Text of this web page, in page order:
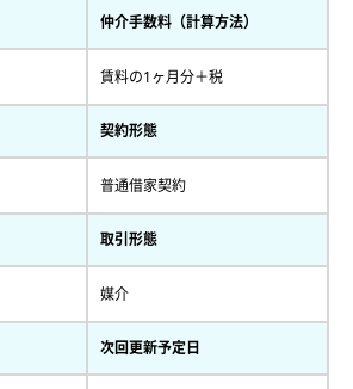
仲介手数料（計算方法）
賃料の1ヶ月分＋税
契約形態
普通借家契約
取引形態
媒介
次回更新予定日